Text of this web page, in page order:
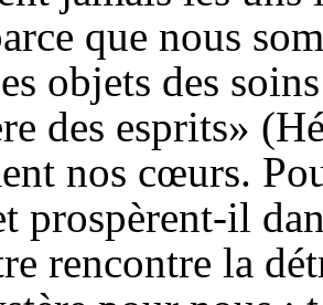
que nous
objets des
des esprits» (
nos cœurs.
prospèrent-il
rencontre la